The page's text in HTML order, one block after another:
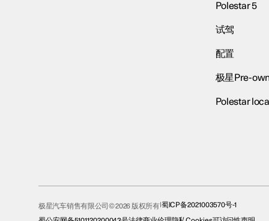
Polestar 5
试驾
配置
极星Pre-
Polestar
极星汽车销售有限公司© 2026 版权所有 蜀ICP备2021003570号-1